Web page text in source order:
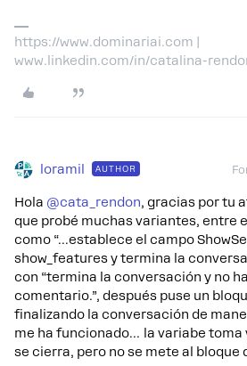
https://www.dominariai.com |
www.linkedin.com/in/catalina-
loramil AUTHOR
Hola ​ @cata_rendon, gracias por tu
que probé muchas variantes, entre
como “...establece el campo
show_features y termina la
con “termina la conversación y no
comentario.”, después puse un
finalizando la conversación de
me ha funcionado… la variabe toma
se cierra, pero no se mete al bloque